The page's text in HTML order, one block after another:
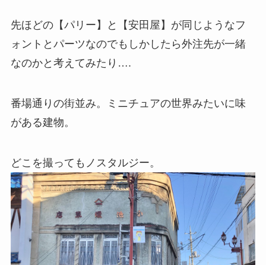
先ほどの【パリー】と【安田屋】が同じようなフ
ォントとパーツなのでもしかしたら外注先が一緒
なのかと考えてみたり….
番場通りの街並み。ミニチュアの世界みたいに味
がある建物。
どこを撮ってもノスタルジー。